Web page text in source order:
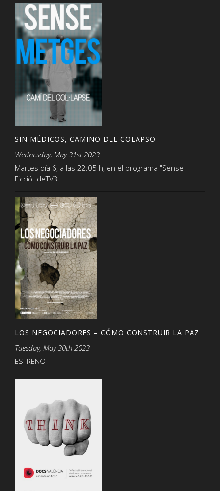
SIN MÉDICOS, CAMINO DEL COLAPSO
Wednesday, May 31st 2023
Martes día 6, a las 22:05 h, en el programa "Sense
Ficció" deTV3
LOS NEGOCIADORES – CÓMO CONSTRUIR LA PAZ
Tuesday, May 30th 2023
ESTRENO